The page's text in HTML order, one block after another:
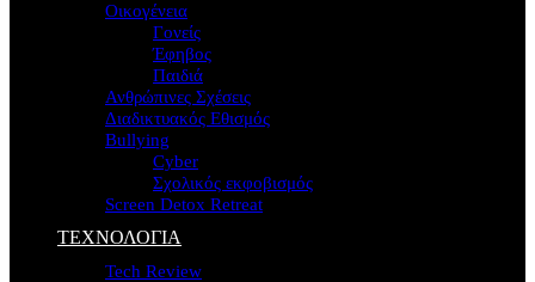
Οικογένεια
Γονείς
Έφηβος
Παιδιά
Ανθρώπινες Σχέσεις
Διαδικτυακός Εθισμός
Bullying
Cyber
Σχολικός εκφοβισμός
Screen Detox Retreat
ΤΕΧΝΟΛΟΓΙΑ
Tech Review